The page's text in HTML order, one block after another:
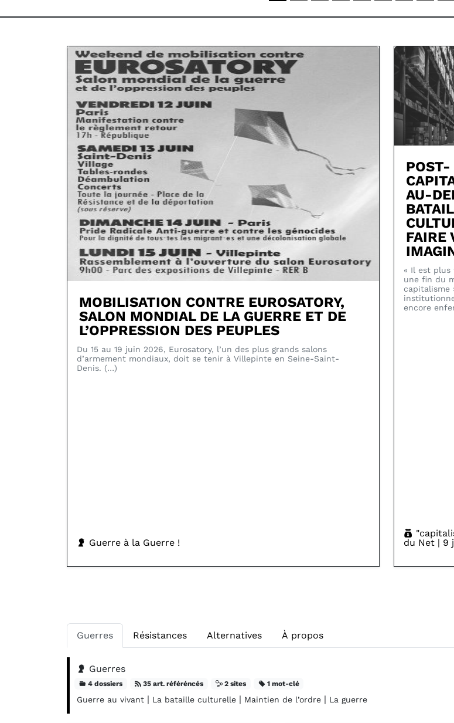
MOBILISATION CONTRE EUROSATORY,
SALON MONDIAL DE LA GUERRE ET DE
L’OPPRESSION DES PEUPLES
Du 15 au 19 juin 2026, Eurosatory, l’un des plus grands salons
d’armement mondiaux, doit se tenir à Villepinte en Seine-Saint-
Denis. (…)
Guerre à la Guerre !
POST-
AU-
FAIRE
« Il est plus
une fin du
capitalisme
encore
du Net | 9
Guerres Résistances Alternatives À propos
Guerres
4 dossiers 35 art. référéncés 2 sites 1 mot-clé
Guerre au vivant | La bataille culturelle | Maintien de l’ordre | La guerre